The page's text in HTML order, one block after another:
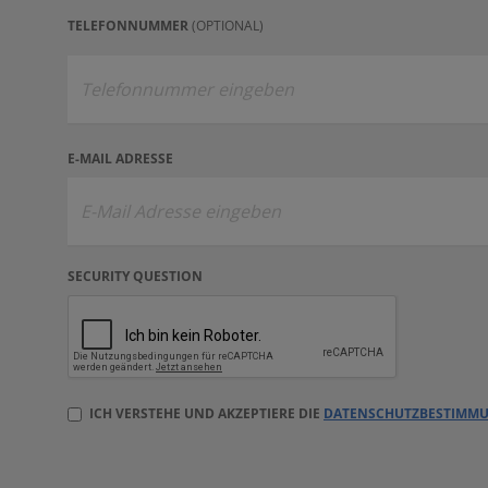
TELEFONNUMMER (OPTIONAL)
E-MAIL ADRESSE
SECURITY QUESTION
ICH VERSTEHE UND AKZEPTIERE DIE